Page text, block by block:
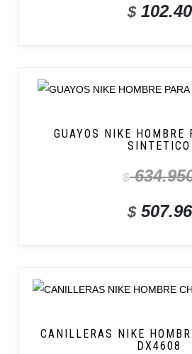
$
GUAYOS NIKE HOMBRE
SINTETICO
$
$
CANILLERAS NIKE
DX4608